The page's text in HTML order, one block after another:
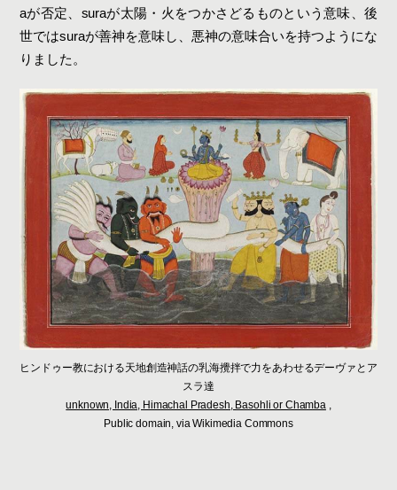
aが否定、suraが太陽・火をつかさどるものという意味、後
世ではsuraが善神を意味し、悪神の意味合いを持つようにな
りました。
ヒンドゥー教における天地創造神話の乳海攪拌で力をあわせるデーヴァとア
スラ達
unknown, India, Himachal Pradesh, Basohli or Chamba,
Public domain, via Wikimedia Commons